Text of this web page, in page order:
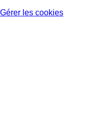
Gérer les cookies